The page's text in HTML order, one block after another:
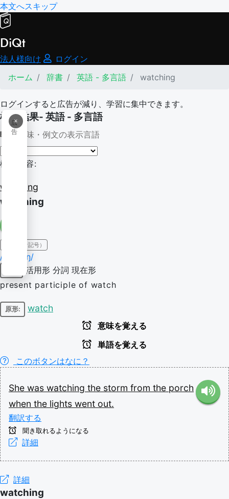
本文へスキップ
DiQt
法人様向け
ログイン
ホーム
辞書 英語 - 多言語 watching
ログインすると広告が減り、学習に集中できます。
×
広
告
検索結果- 英語 - 多言語
意味・例文の表示言語
検索内容:
watching
watching
IPA（発音記号）
/ˈwɑt͡ʃɪŋ/
活用形 分詞 現在形
present participle of watch
原形: watch
意味を覚える
単語を覚える
このボタンはなに？
She was watching the storm from the porch
when the lights went out.
翻訳する
聞き取れるようになる
詳細
詳細
watching